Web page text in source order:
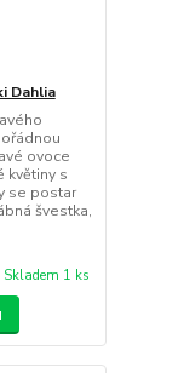
Dahlia
ovoce
květiny s
se postar
švestka,
Skladem 1 ks